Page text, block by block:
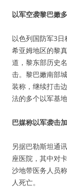
以军空袭黎巴嫩
以色列国防军3
希亚姆地区的黎
道，黎东部历史
击。黎巴嫩南部
装称，继续打击
法的多个以军基地
巴媒称以军袭击
另据巴勒斯坦通
座医院，其中对
沙地带医务人员
人死亡。